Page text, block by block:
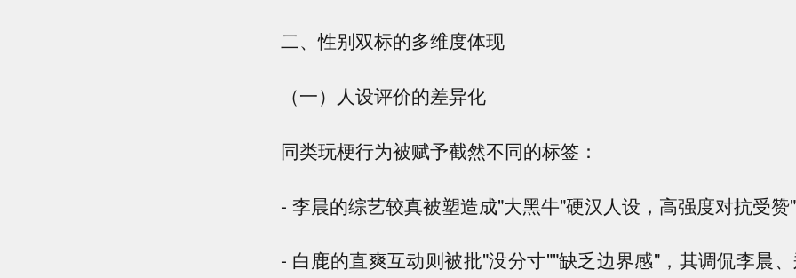
二、性别双标的多维度体现
（一）人设评价的差异化
同类玩梗行为被赋予截然不同的标签：
- 李晨的综艺较真被塑造成"大黑牛"硬汉人设，高强度对抗受赞"
- 白鹿的直爽互动则被批"没分寸""缺乏边界感"，其调侃李晨